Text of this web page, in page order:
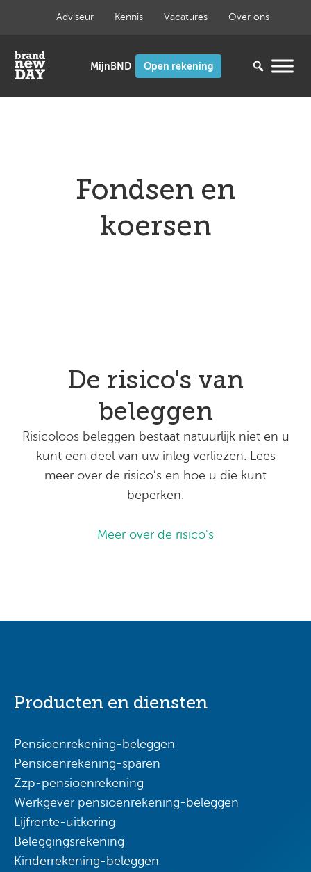
inhoud
Adviseur Kennis Vacatures Over ons
Open rekening
Fondsen en
koersen
De risico's van
beleggen
Risicoloos beleggen bestaat natuurlijk niet en u
kunt een deel van uw inleg verliezen. Lees
meer over de risico’s en hoe u die kunt
beperken.
Meer over de risico's
Producten en diensten
Pensioenrekening-beleggen
Pensioenrekening-sparen
Zzp-pensioenrekening
Werkgever pensioenrekening-beleggen
Lijfrente-uitkering
Beleggingsrekening
Kinderrekening-beleggen